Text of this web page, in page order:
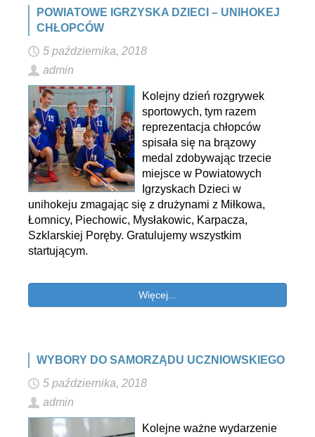
POWIATOWE IGRZYSKA DZIECI – UNIHOKEJ
CHŁOPCÓW
5 października, 2018
admin
Kolejny dzień rozgrywek
sportowych, tym razem
reprezentacja chłopców
spisała się na brązowy
medal zdobywając trzecie
miejsce w Powiatowych
Igrzyskach Dzieci w
unihokeju zmagając się z drużynami z Miłkowa,
Łomnicy, Piechowic, Mysłakowic, Karpacza,
Szklarskiej Poręby. Gratulujemy wszystkim
startującym.
Więcej...
WYBORY DO SAMORZĄDU UCZNIOWSKIEGO
5 października, 2018
admin
Kolejne ważne wydarzenie